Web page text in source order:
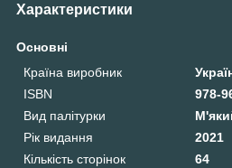
Характеристики
Основні
Країна виробник
ISBN
978-
Вид палітурки
Рік видання
2021
Кількість сторінок
64